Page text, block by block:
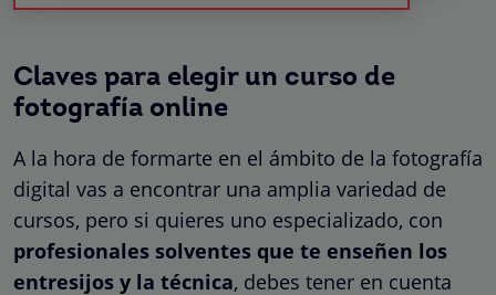
Claves para elegir un curso de
fotografía online
A la hora de formarte en el ámbito de la fotografía
digital vas a encontrar una amplia variedad de
cursos, pero si quieres uno especializado, con
profesionales solventes que te enseñen los
entresijos y la técnica, debes tener en cuenta